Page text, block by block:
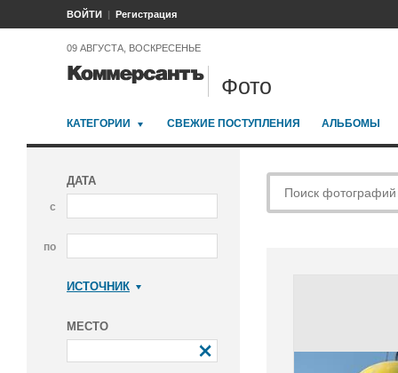
ВОЙТИ Регистрация
09 АВГУСТА, ВОСКРЕСЕНЬЕ
Фото
КАТЕГОРИИ СВЕЖИЕ ПОСТУПЛЕНИЯ АЛЬБОМЫ
ДАТА
с
по
ИСТОЧНИК
МЕСТО